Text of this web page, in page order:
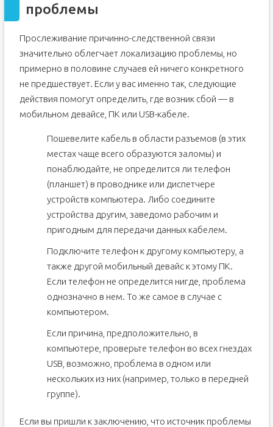
проблемы
Прослеживание причинно-следственной связи
значительно облегчает локализацию проблемы, но
примерно в половине случаев ей ничего конкретного
не предшествует. Если у вас именно так, следующие
действия помогут определить, где возник сбой — в
мобильном девайсе, ПК или USB-кабеле.
Пошевелите кабель в области разъемов (в этих
местах чаще всего образуются заломы) и
понаблюдайте, не определится ли телефон
(планшет) в проводнике или диспетчере
устройств компьютера. Либо соедините
устройства другим, заведомо рабочим и
пригодным для передачи данных кабелем.
Подключите телефон к другому компьютеру, а
также другой мобильный девайс к этому ПК.
Если телефон не определится нигде, проблема
однозначно в нем. То же самое в случае с
компьютером.
Если причина, предположительно, в
компьютере, проверьте телефон во всех гнездах
USB, возможно, проблема в одном или
нескольких из них (например, только в передней
группе).
Если вы пришли к заключению, что источник проблемы